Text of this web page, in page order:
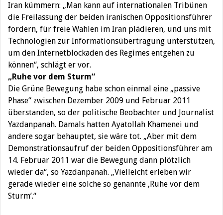
Iran kümmern: „Man kann auf internationalen Tribünen
die Freilassung der beiden iranischen Oppositionsführer
fordern, für freie Wahlen im Iran plädieren, und uns mit
Technologien zur Informationsübertragung unterstützen,
um den Internetblockaden des Regimes entgehen zu
können“, schlägt er vor.
„Ruhe vor dem Sturm“
Die Grüne Bewegung habe schon einmal eine „passive
Phase“ zwischen Dezember 2009 und Februar 2011
überstanden, so der politische Beobachter und Journalist
Yazdanpanah. Damals hatten Ayatollah Khamenei und
andere sogar behauptet, sie wäre tot. „Aber mit dem
Demonstrationsaufruf der beiden Oppositionsführer am
14. Februar 2011 war die Bewegung dann plötzlich
wieder da“, so Yazdanpanah. „Vielleicht erleben wir
gerade wieder eine solche so genannte ‚Ruhe vor dem
Sturm’.“